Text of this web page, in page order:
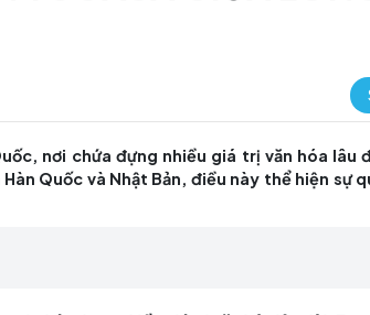
TÊN YUGASA
lịch Hàn Quốc, nơi chứa đựng nhiều
trong cả Hàn Quốc và Nhật Bản,